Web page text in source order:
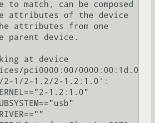
to match, can be composed
attributes of the device
attributes from one
parent device.
pci0000:00/0000:00:1d.0
2-1/2-1.2/2-1.2:1.0':